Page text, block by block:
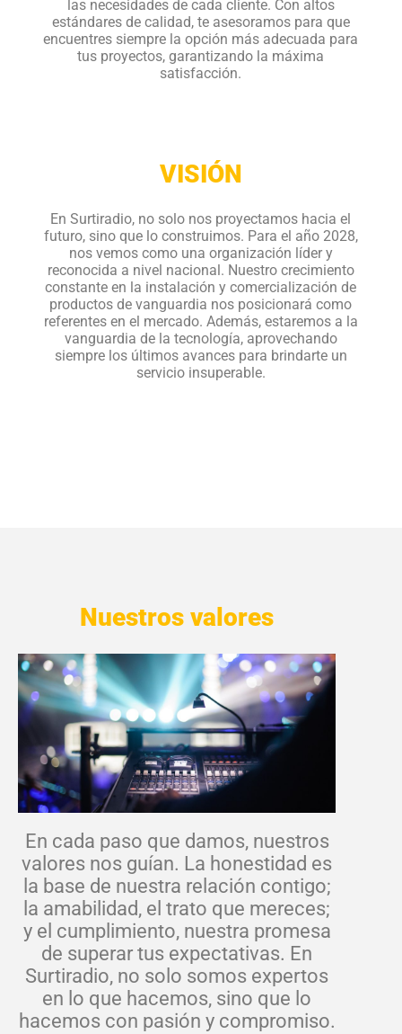
las necesidades de cada cliente. Con altos
estándares de calidad, te asesoramos para que
encuentres siempre la opción más adecuada para
tus proyectos, garantizando la máxima
satisfacción.
VISIÓN
En Surtiradio, no solo nos proyectamos hacia el
futuro, sino que lo construimos. Para el año 2028,
nos vemos como una organización líder y
reconocida a nivel nacional. Nuestro crecimiento
constante en la instalación y comercialización de
productos de vanguardia nos posicionará como
referentes en el mercado. Además, estaremos a la
vanguardia de la tecnología, aprovechando
siempre los últimos avances para brindarte un
servicio insuperable.
Nuestros valores
En cada paso que damos, nuestros
valores nos guían. La honestidad es
la base de nuestra relación contigo;
la amabilidad, el trato que mereces;
y el cumplimiento, nuestra promesa
de superar tus expectativas. En
Surtiradio, no solo somos expertos
en lo que hacemos, sino que lo
hacemos con pasión y compromiso.